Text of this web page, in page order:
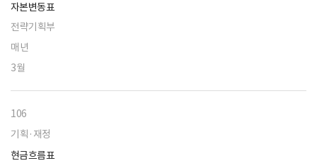
자본변동표
전략기획부
매년
3월
106
기획·재정
현금흐름표